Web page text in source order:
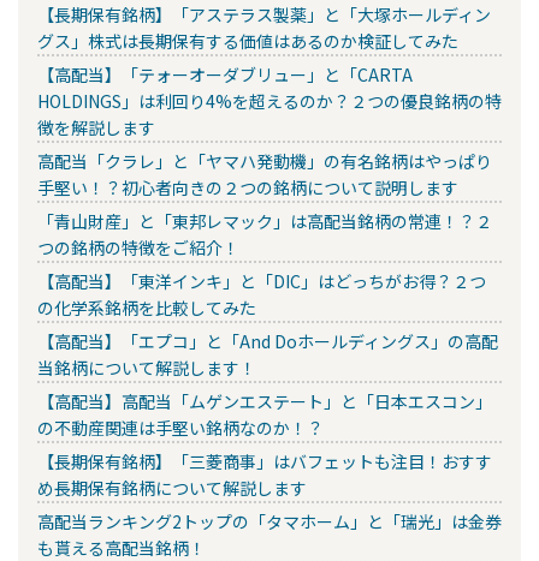
【長期保有銘柄】「アステラス製薬」と「大塚ホールディン
グス」株式は長期保有する価値はあるのか検証してみた
【高配当】「テォーオーダブリュー」と「CARTA
HOLDINGS」は利回り4%を超えるのか？２つの優良銘柄の特
徴を解説します
高配当「クラレ」と「ヤマハ発動機」の有名銘柄はやっぱり
手堅い！？初心者向きの２つの銘柄について説明します
「青山財産」と「東邦レマック」は高配当銘柄の常連！？２
つの銘柄の特徴をご紹介！
【高配当】「東洋インキ」と「DIC」はどっちがお得？２つ
の化学系銘柄を比較してみた
【高配当】「エプコ」と「And Doホールディングス」の高配
当銘柄について解説します！
【高配当】高配当「ムゲンエステート」と「日本エスコン」
の不動産関連は手堅い銘柄なのか！？
【長期保有銘柄】「三菱商事」はバフェットも注目！おすす
め長期保有銘柄について解説します
高配当ランキング2トップの「タマホーム」と「瑞光」は金券
も貰える高配当銘柄！